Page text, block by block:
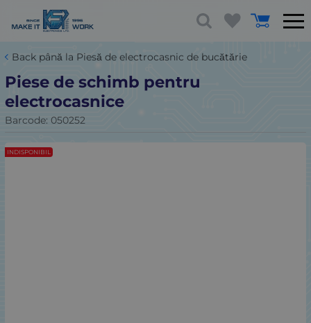
Back până la Piesă de electrocasnic de bucătărie
Piese de schimb pentru
electrocasnice
Barcode: 050252
INDISPONIBIL